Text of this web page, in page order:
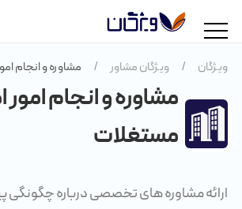
ویژگان / ویژگان مشاور / مشاوره و انجام
مشاوره و انجام امور
مستغلات
ارائه مشاوره های تخصصی درباره چگونگی
ویژگان اداری
ویژگان حقوقی
ویژگان سرمایه